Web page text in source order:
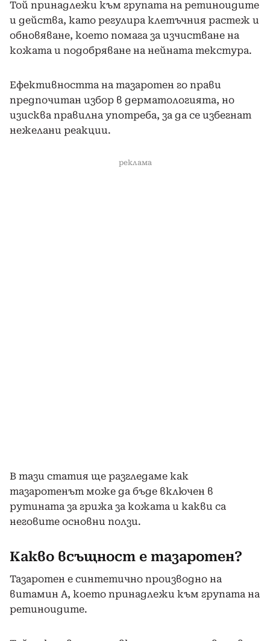
Той принадлежи към групата на ретиноидите
и действа, като регулира клетъчния растеж и
обновяване, което помага за изчистване на
кожата и подобряване на нейната текстура.
Ефективността на тазаротен го прави
предпочитан избор в дерматологията, но
изисква правилна употреба, за да се избегнат
нежелани реакции.
реклама
В тази статия ще разгледаме как
тазаротенът може да бъде включен в
рутината за грижа за кожата и какви са
неговите основни ползи.
Какво всъщност е тазаротен?
Тазаротен е синтетично производно на
витамин А, което принадлежи към групата на
ретиноидите.